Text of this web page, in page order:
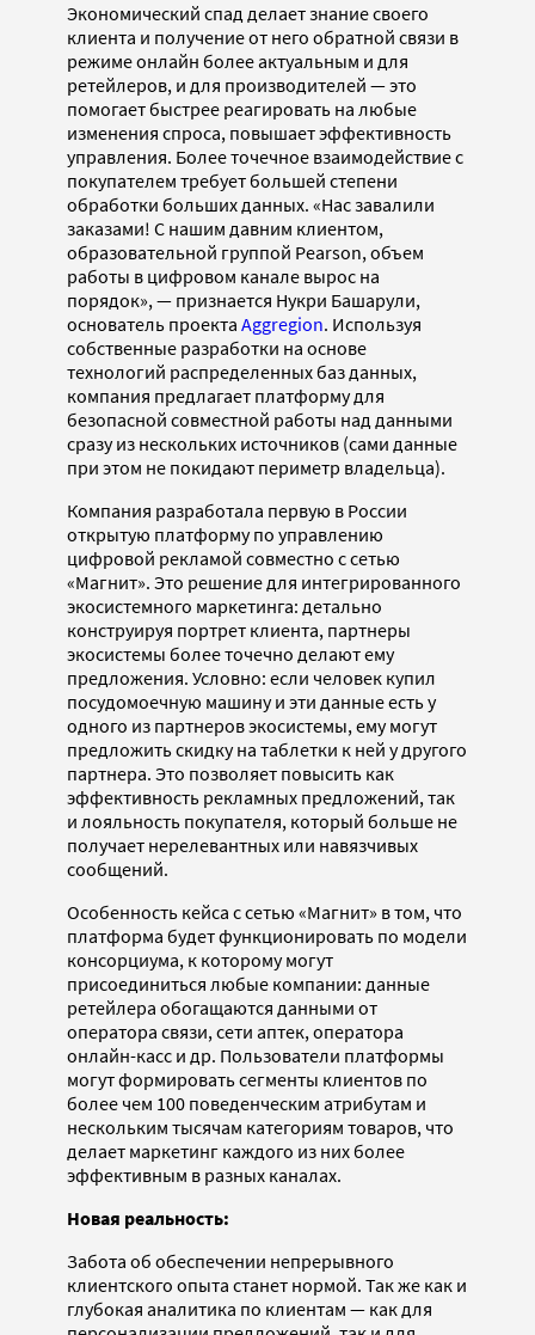
Экономический спад делает знание своего
клиента и получение от него обратной связи в
режиме онлайн более актуальным и для
ретейлеров, и для производителей — это
помогает быстрее реагировать на любые
изменения спроса, повышает эффективность
управления. Более точечное взаимодействие с
покупателем требует большей степени
обработки больших данных. «Нас завалили
заказами! С нашим давним клиентом,
образовательной группой Pearson, объем
работы в цифровом канале вырос на
порядок», — признается Нукри Башарули,
основатель проекта Aggregion. Используя
собственные разработки на основе
технологий распределенных баз данных,
компания предлагает платформу для
безопасной совместной работы над данными
сразу из нескольких источников (сами данные
при этом не покидают периметр владельца).
Компания разработала первую в России
открытую платформу по управлению
цифровой рекламой совместно с сетью
«Магнит». Это решение для интегрированного
экосистемного маркетинга: детально
конструируя портрет клиента, партнеры
экосистемы более точечно делают ему
предложения. Условно: если человек купил
посудомоечную машину и эти данные есть у
одного из партнеров экосистемы, ему могут
предложить скидку на таблетки к ней у другого
партнера. Это позволяет повысить как
эффективность рекламных предложений, так
и лояльность покупателя, который больше не
получает нерелевантных или навязчивых
сообщений.
Особенность кейса с сетью «Магнит» в том, что
платформа будет функционировать по модели
консорциума, к которому могут
присоединиться любые компании: данные
ретейлера обогащаются данными от
оператора связи, сети аптек, оператора
онлайн-касс и др. Пользователи платформы
могут формировать сегменты клиентов по
более чем 100 поведенческим атрибутам и
нескольким тысячам категориям товаров, что
делает маркетинг каждого из них более
эффективным в разных каналах.
Новая реальность:
Забота об обеспечении непрерывного
клиентского опыта станет нормой. Так же как и
глубокая аналитика по клиентам — как для